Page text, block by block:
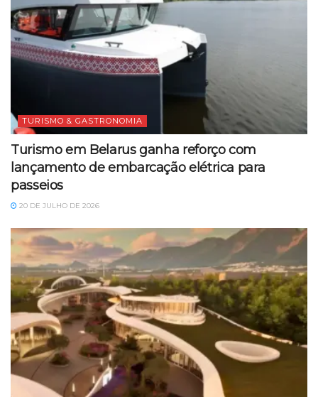
TURISMO & GASTRONOMIA
Turismo em Belarus ganha reforço com
lançamento de embarcação elétrica para
passeios
20 DE JULHO DE 2026